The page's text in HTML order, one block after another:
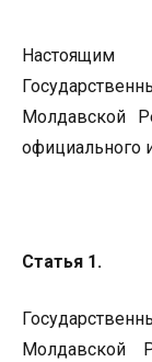
Молдавской
официального
Статья 1.
Молдавской